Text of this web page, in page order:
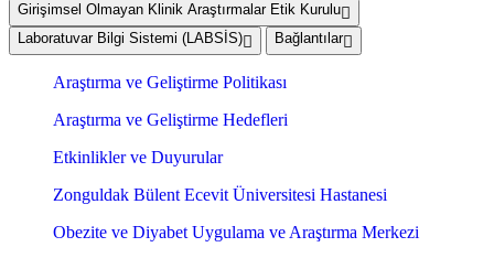
Girişimsel Olmayan Klinik Araştırmalar Etik Kurulu
Laboratuvar Bilgi Sistemi (LABSİS)
Bağlantılar
Araştırma ve Geliştirme Politikası
Araştırma ve Geliştirme Hedefleri
Etkinlikler ve Duyurular
Zonguldak Bülent Ecevit Üniversitesi Hastanesi
Obezite ve Diyabet Uygulama ve Araştırma Merkezi